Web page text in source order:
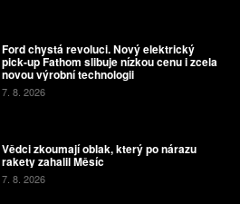
Ford chystá revoluci. Nový elektrický
pick-up Fathom slibuje nízkou cenu i zcela
novou výrobní technologii
7. 8. 2026
Vědci zkoumají oblak, který po nárazu
rakety zahalil Měsíc
7. 8. 2026